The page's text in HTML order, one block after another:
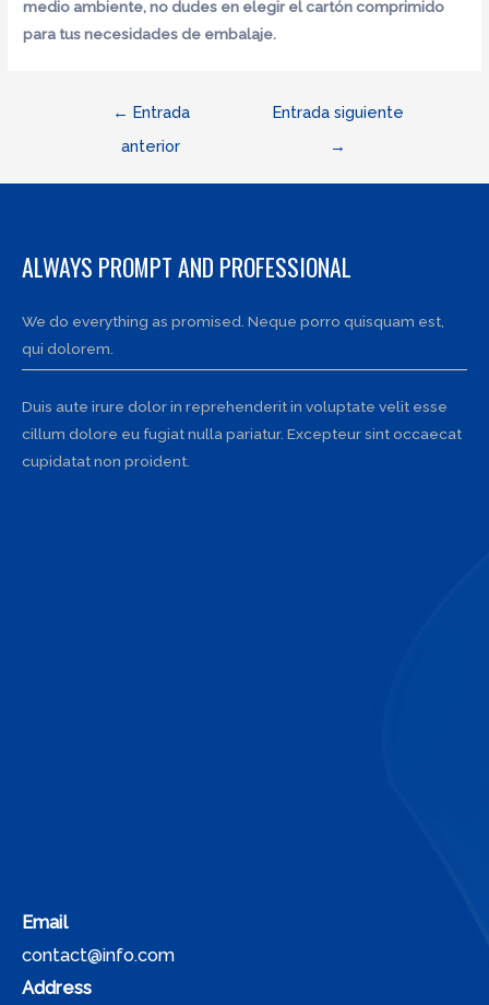
medio ambiente, no dudes en elegir el cartón comprimido
para tus necesidades de embalaje.
Navegación
← Entrada
anterior
Entrada siguiente
→
ALWAYS PROMPT AND PROFESSIONAL
We do everything as promised. Neque porro quisquam est,
qui dolorem.
Duis aute irure dolor in reprehenderit in voluptate velit esse
cillum dolore eu fugiat nulla pariatur. Excepteur sint occaecat
cupidatat non proident.
Email
contact@info.com
Address